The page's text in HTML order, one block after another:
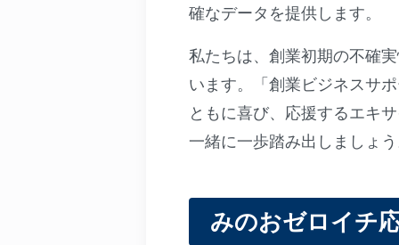
確なデータを提供します。
私たちは、創業初期の不確
います。「創業ビジネスサ
ともに喜び、応援するエキ
一緒に一歩踏み出しましょ
みのおゼロイチ